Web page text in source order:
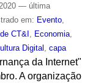
— última
em: Evento,
CT&I Economia,
Digital capa
da Internet"
A organização